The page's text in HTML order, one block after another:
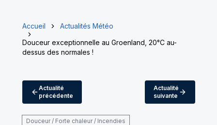
Accueil
Actualités Météo
Douceur exceptionnelle au Groenland, 20°C au-
dessus des normales !
Actualité
précédente
Actualité
suivante
Douceur / Forte chaleur / Incendies